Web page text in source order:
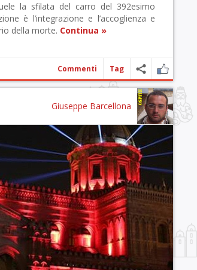
la sfilata del carro del 392esimo
è l’integrazione e l’accoglienza e
della morte. Continua »
Commenti Tag
Giuseppe Barcellona